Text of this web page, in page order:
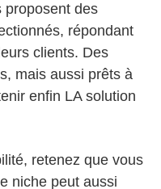
proposent des
répondant
clients. Des
mais aussi prêts à
enfin LA solution
retenez que vous
niche peut aussi